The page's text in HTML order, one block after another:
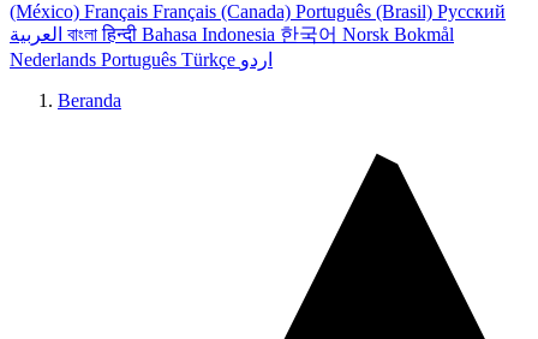
(México) Français Français (Canada) Português (Brasil) Русский
বাংলাहिन्दी Bahasa Indonesia 한국어 Norsk Bokmål
Nederlands Português Türkçe اردو
Beranda